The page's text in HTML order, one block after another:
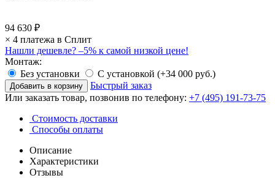
94 630 ₽
× 4 платежа в Сплит
Нашли дешевле? –5% к самой низкой цене!
Монтаж:
Без установки
С установкой (+34 000 руб.)
Быстрый заказ
Или заказать товар, позвонив по телефону: +7 (495) 191-73-75
Стоимость доставки
Способы оплаты
Описание
Характеристики
Отзывы